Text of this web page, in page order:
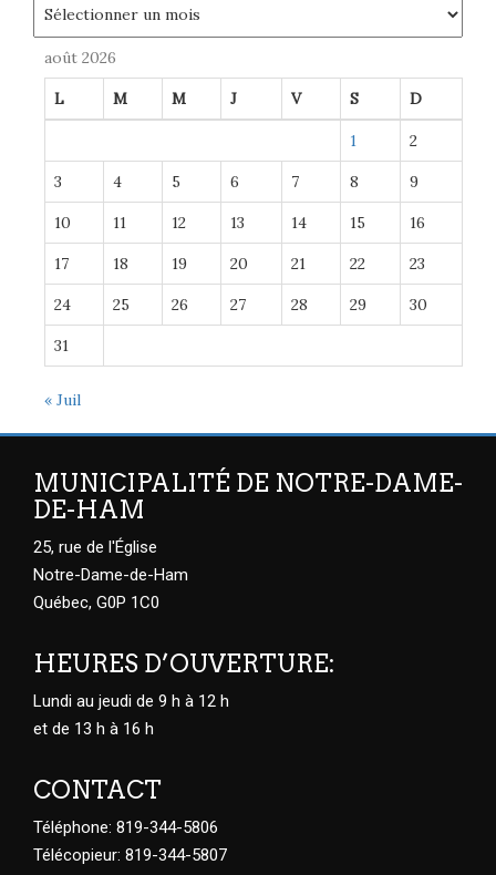
août 2026
L M M J V S D
1 2
3 4 5 6 7 8 9
10 11 12 13 14 15 16
17 18 19 20 21 22 23
24 25 26 27 28 29 30
31
« Juil
MUNICIPALITÉ DE NOTRE-DAME-
DE-HAM
25, rue de l'Église
Notre-Dame-de-Ham
Québec, G0P 1C0
HEURES D’OUVERTURE:
Lundi au jeudi de 9 h à 12 h
et de 13 h à 16 h
CONTACT
Téléphone: 819-344-5806
Télécopieur: 819-344-5807